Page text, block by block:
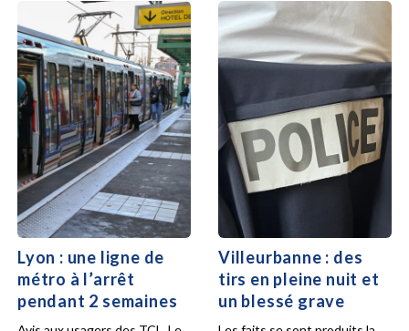
Lyon : une ligne de
métro à l’arrêt
pendant 2 semaines
Villeurbanne : des
tirs en pleine nuit et
un blessé grave